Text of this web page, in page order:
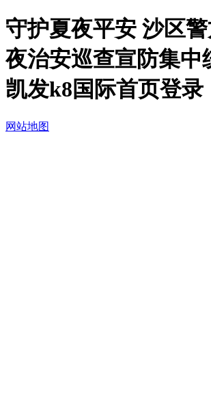
守护夏夜平安 沙区
夜治安巡查宣防集中
凯发k8国际首页登录
网站地图